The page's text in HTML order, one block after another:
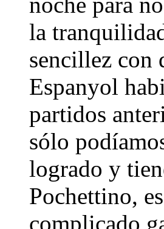
la
sencillez con
Espanyol
partidos
sólo
logrado y
Pochettino,
complicado